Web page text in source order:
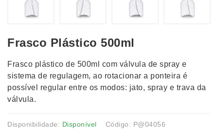
Frasco Plástico 500ml
Frasco plástico de 500ml com válvula de spray e
sistema de regulagem, ao rotacionar a ponteira é
possível regular entre os modos: jato, spray e trava da
válvula.
Disponibilidade: Disponível Código: P@04056